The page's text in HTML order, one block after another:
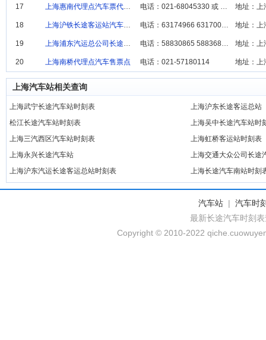
17 上海惠南代理点汽车票代售点 电话：021-68045330 或 135647002
18 上海沪铁长途客运站汽车售票点 电话：63174966 63170080 地址：上
19 上海浦东汽运总公司长途客运分公司汽车票代售点 电话：58830865 58836840 地址：上
20 上海南桥代理点汽车售票点 电话：021-57180114 地址：上
上海汽车站相关查询
上海武宁长途汽车站时刻表
上海沪东长途客运总站
松江长途汽车站时刻表
上海吴中长途汽车站时
上海三汽西区汽车站时刻表
上海虹桥客运站时刻表
上海永兴长途汽车站
上海交通大众公司长途
上海沪东汽运长途客运总站时刻表
上海长途汽车南站时刻
汽车站 | 汽车时
最新长途汽车时刻
Copyright © 2010-2022